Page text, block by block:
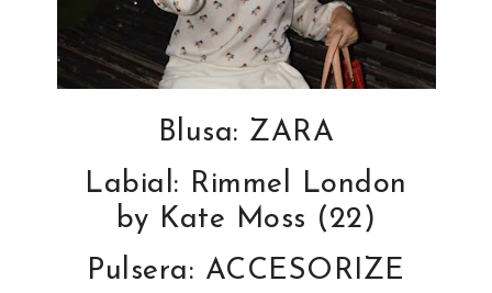
Blusa: ZARA
Labial: Rimmel London
by Kate Moss (22)
Pulsera: ACCESORIZE